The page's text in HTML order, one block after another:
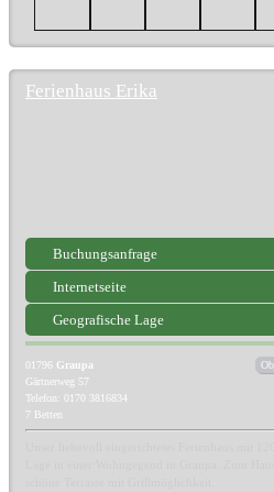
Ferienhaus Erika
Buchungsanfrage
Internetseite
Geografische Lage
01796 Graupa
Gärtnerweg 57
Telefon: 0170 3816834
7 Betten